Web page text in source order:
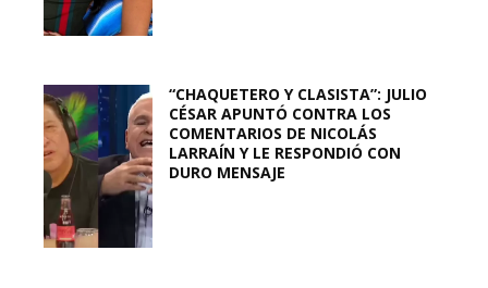
“CHAQUETERO Y CLASISTA”: JULIO
CÉSAR APUNTÓ CONTRA LOS
COMENTARIOS DE NICOLÁS
LARRAÍN Y LE RESPONDIÓ CON
DURO MENSAJE